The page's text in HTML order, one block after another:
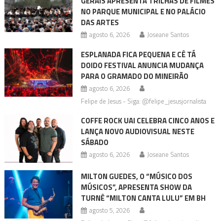
NO PARQUE MUNICIPAL E NO PALÁCIO
DAS ARTES
agosto 6, 2026 Joseane Santos
ESPLANADA FICA PEQUENA E CÊ TÁ
DOIDO FESTIVAL ANUNCIA MUDANÇA
PARA O GRAMADO DO MINEIRÃO
agosto 6, 2026
Felipe de Jesus - Siga: @felipe_jesusjornalista
COFFE ROCK UAI CELEBRA CINCO ANOS E
LANÇA NOVO AUDIOVISUAL NESTE
SÁBADO
agosto 6, 2026 Joseane Santos
MILTON GUEDES, O “MÚSICO DOS
MÚSICOS”, APRESENTA SHOW DA
TURNÊ “MILTON CANTA LULU” EM BH
agosto 5, 2026